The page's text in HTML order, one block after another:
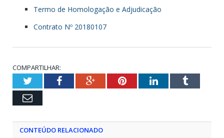
Termo de Homologação e Adjudicação
Contrato Nº 20180107
COMPARTILHAR:
TwitterFacebookGoogle+PinterestLinkedInTumblr
Email
CONTEÚDO RELACIONADO